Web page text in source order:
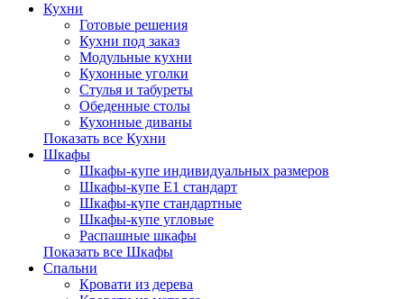
Кухни
Готовые решения
Кухни под заказ
Модульные кухни
Кухонные уголки
Стулья и табуреты
Обеденные столы
Кухонные диваны
Показать все Кухни
Шкафы
Шкафы-купе индивидуальных размеров
Шкафы-купе Е1 стандарт
Шкафы-купе стандартные
Шкафы-купе угловые
Распашные шкафы
Показать все Шкафы
Спальни
Кровати из дерева